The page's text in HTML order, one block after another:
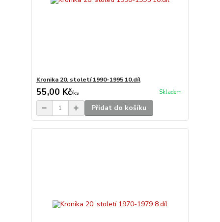
Kronika 20. století 1990-1995 10.díl
55,00 Kč/ks Skladem
Přidat do košíku